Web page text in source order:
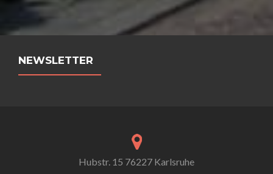
NEWSLETTER
Hubstr. 15 76227 Karlsruhe